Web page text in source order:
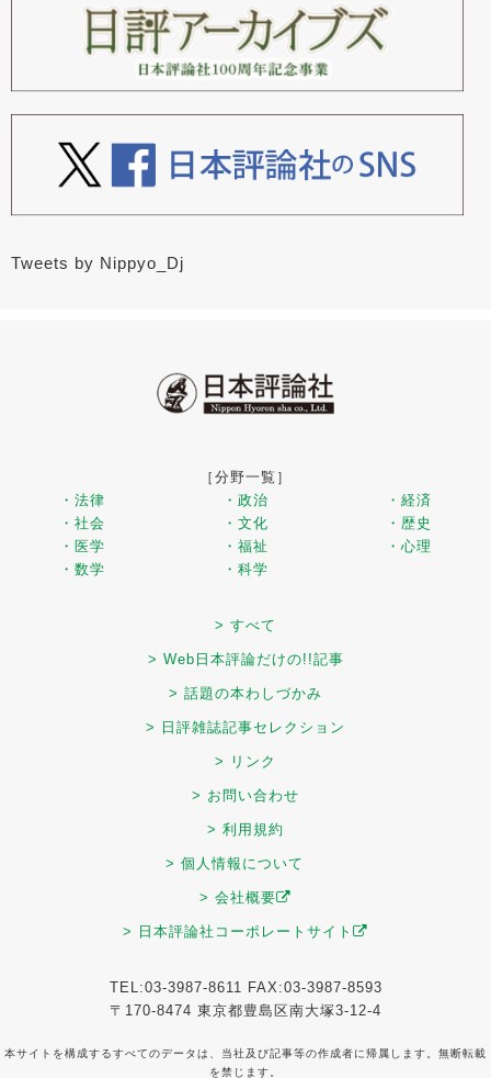
Tweets by Nippyo_Dj
［分野一覧］
・法律
・政治
・経済
・社会
・文化
・歴史
・医学
・福祉
・心理
・数学
・科学
> すべて
> Web日本評論だけの!!記事
> 話題の本わしづかみ
> 日評雑誌記事セレクション
> リンク
> お問い合わせ
> 利用規約
> 個人情報について
> 会社概要
> 日本評論社コーポレートサイト
TEL:03-3987-8611 FAX:03-3987-8593
〒170-8474 東京都豊島区南大塚3-12-4
本サイトを構成するすべてのデータは、当社及び記事等の作成者に帰属します。無断転載
を禁じます。